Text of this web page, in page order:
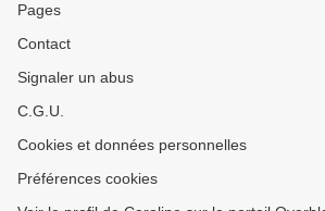
Pages
Contact
Signaler un abus
C.G.U.
Cookies et données personnelles
Préférences cookies